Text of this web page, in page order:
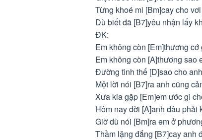
Từng khoé mi [Bm]cay cho
Dù biết đã [B7]yêu nhận lấy
ĐK:
Em không còn [Em]thương
Em không còn [A]thương sao
Đường tình thế [D]sao cho
Một lời nói [B7]ra anh cũng
Xưa kia gặp [Em]em ước gì
Hôm nay đời [A]anh đâu phải
Giờ dù nói [Bm]ra em ở
Thầm lặng đắng [B7]cay anh